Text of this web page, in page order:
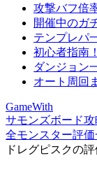
攻撃バフ倍
開催中のガ
テンプレパ
初心者指南！
ダンジョン
オート周回
GameWith
サモンズボード
全モンスター評価
ドレグピスクの